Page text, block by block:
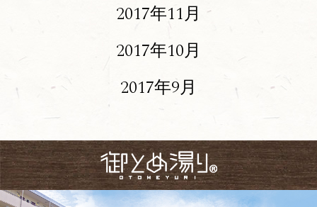
2017年11月
2017年10月
2017年9月